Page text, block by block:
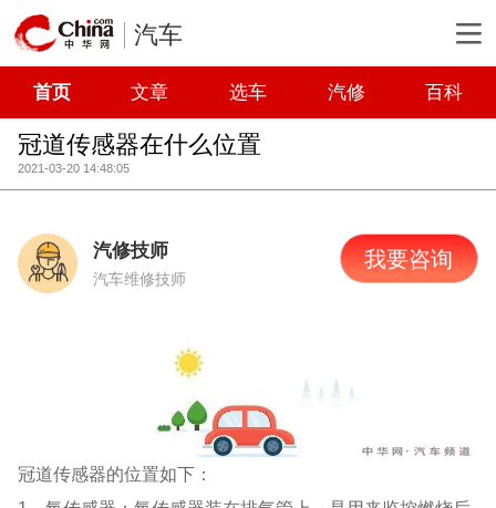
汽车
首页 文章 选车 汽修 百科
冠道传感器在什么位置
2021-03-20 14:48:05
汽修技师
汽车维修技师
我要咨询
冠道传感器的位置如下：